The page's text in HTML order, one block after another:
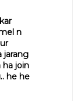
n
jarang
join
he he